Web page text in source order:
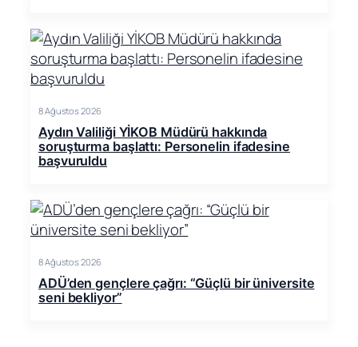
8 Ağustos 2026
Aydın Valiliği YİKOB Müdürü hakkında
soruşturma başlattı: Personelin ifadesine
başvuruldu
8 Ağustos 2026
ADÜ’den gençlere çağrı: “Güçlü bir üniversite
seni bekliyor”